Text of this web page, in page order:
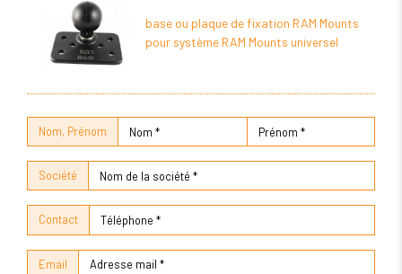
base ou plaque de fixation RAM Mounts
pour système RAM Mounts universel
Nom, Prénom
Société
Contact
Email